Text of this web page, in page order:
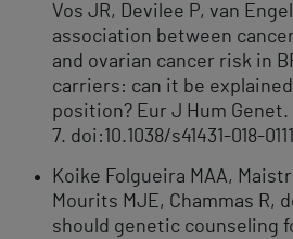
Vos JR, Devilee P, van
association between
and ovarian cancer risk in
carriers: can it be
position? Eur J Hum Genet.
7. doi:10.1038/s41431-018-
Koike Folgueira MAA,
Mourits MJE, Chammas R,
should genetic counseling